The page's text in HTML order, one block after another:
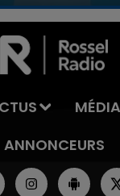
L'ÉTÉ
ANNONCEURS